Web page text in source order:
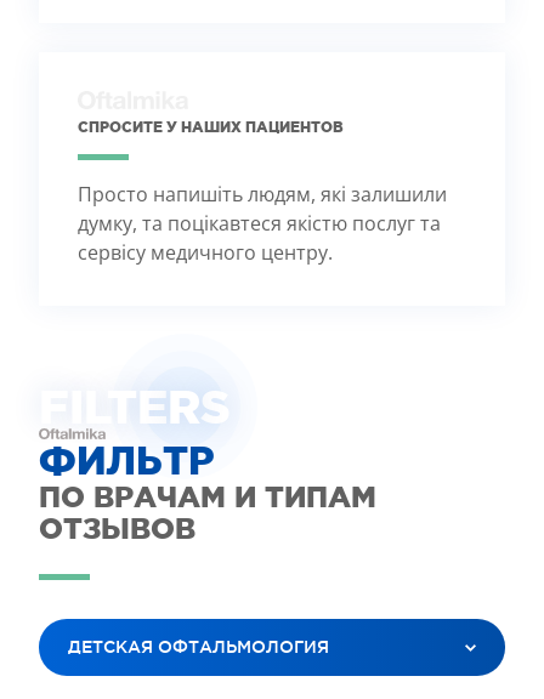
СПРОСИТЕ У НАШИХ ПАЦИЕНТОВ
Просто напишіть людям, які залишили
думку, та поцікавтеся якістю послуг та
сервісу медичного центру.
FILTERS
ФИЛЬТР
ПО ВРАЧАМ И ТИПАМ
ОТЗЫВОВ
ДЕТСКАЯ ОФТАЛЬМОЛОГИЯ